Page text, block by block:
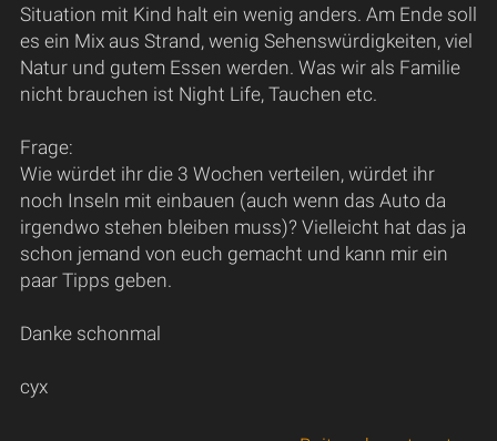
Situation mit Kind halt ein wenig anders. Am Ende soll
es ein Mix aus Strand, wenig Sehenswürdigkeiten, viel
Natur und gutem Essen werden. Was wir als Familie
nicht brauchen ist Night Life, Tauchen etc.
Frage:
Wie würdet ihr die 3 Wochen verteilen, würdet ihr
noch Inseln mit einbauen (auch wenn das Auto da
irgendwo stehen bleiben muss)? Vielleicht hat das ja
schon jemand von euch gemacht und kann mir ein
paar Tipps geben.
Danke schonmal
cyx